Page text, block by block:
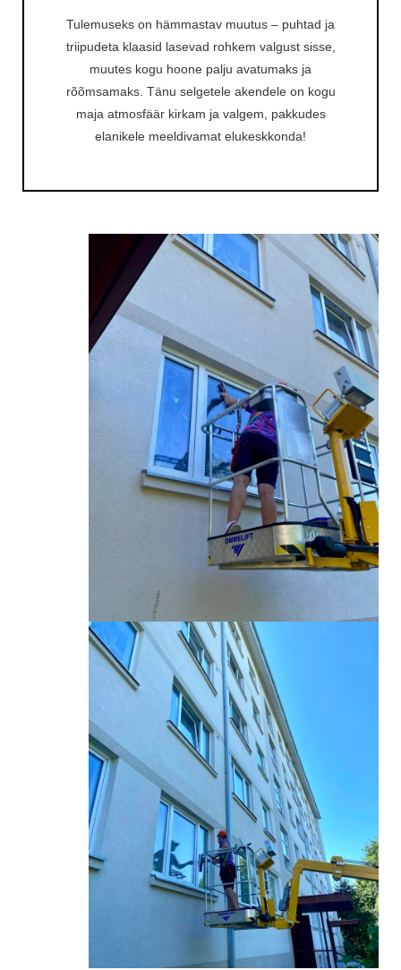
Tulemuseks on hämmastav muutus – puhtad ja
triipudeta klaasid lasevad rohkem valgust sisse,
muutes kogu hoone palju avatumaks ja
rõõmsamaks. Tänu selgetele akendele on kogu
maja atmosfäär kirkam ja valgem, pakkudes
elanikele meeldivamat elukeskkonda!